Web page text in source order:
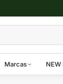
Marcas NEW